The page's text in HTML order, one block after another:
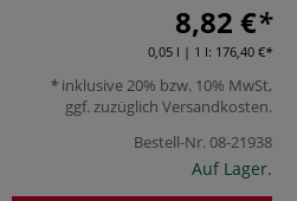
8,82 €
0,05 l | 1 l: 176,40 €
inklusive 20% bzw. 10% MwSt,
ggf. zuzüglich Versandkosten.
Bestell-Nr.08-21938
Auf Lager.